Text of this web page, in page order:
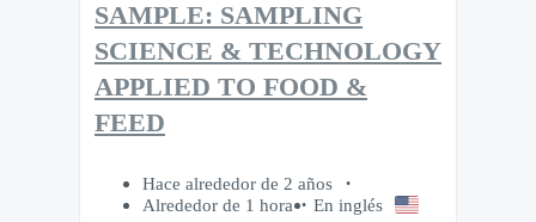
SAMPLE: SAMPLING
SCIENCE & TECHNOLOGY
APPLIED TO FOOD &
FEED
Hace alrededor de 2 años
Alrededor de 1 hora
En inglés